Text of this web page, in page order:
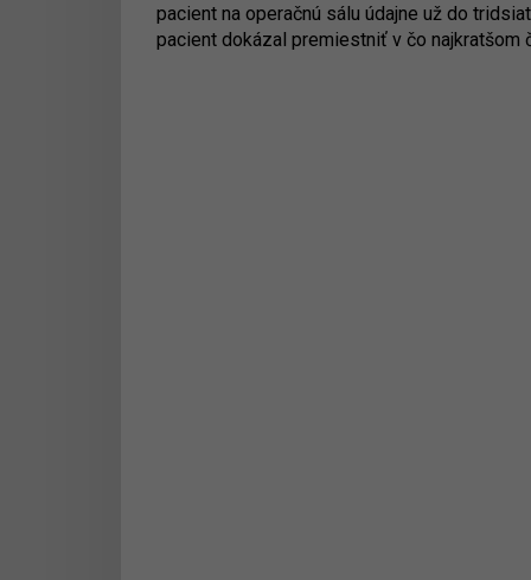
pacient na operačnú sálu údajne už do
pacient dokázal premiestniť v čo najkratšom